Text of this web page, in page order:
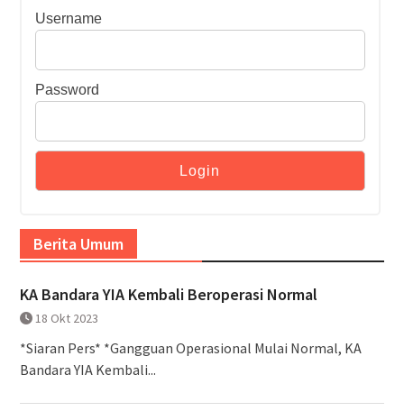
Username
Password
Berita Umum
KA Bandara YIA Kembali Beroperasi Normal
18 Okt 2023
*Siaran Pers* *Gangguan Operasional Mulai Normal, KA
Bandara YIA Kembali...